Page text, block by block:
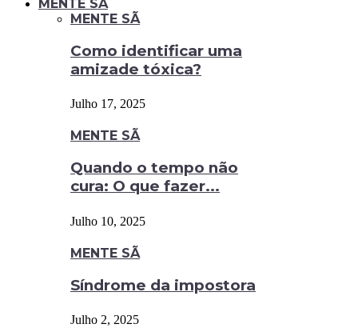
MENTE SÃ
MENTE SÃ
Como identificar uma
amizade tóxica?
Julho 17, 2025
MENTE SÃ
Quando o tempo não
cura: O que fazer...
Julho 10, 2025
MENTE SÃ
Síndrome da impostora
Julho 2, 2025